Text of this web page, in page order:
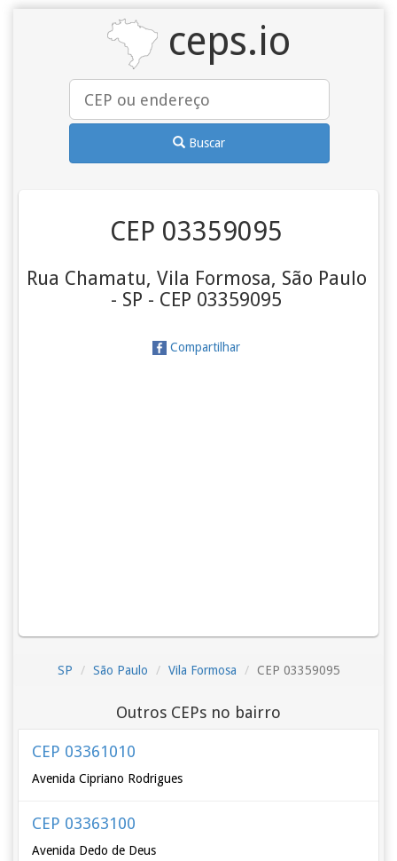
ceps.io
Buscar
CEP 03359095
Rua Chamatu, Vila Formosa, São Paulo
- SP - CEP 03359095
Compartilhar
SP São Paulo Vila Formosa CEP 03359095
Outros CEPs no bairro
CEP 03361010
Avenida Cipriano Rodrigues
CEP 03363100
Avenida Dedo de Deus